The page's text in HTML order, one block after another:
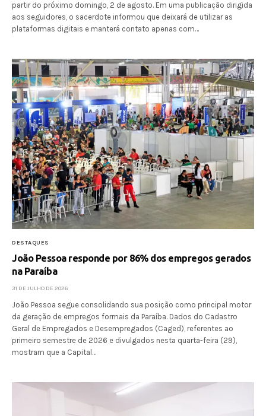
partir do próximo domingo, 2 de agosto. Em uma publicação dirigida
aos seguidores, o sacerdote informou que deixará de utilizar as
plataformas digitais e manterá contato apenas com…
DESTAQUES
João Pessoa responde por 86% dos empregos gerados
na Paraíba
31 DE JULHO DE 2026
João Pessoa segue consolidando sua posição como principal motor
da geração de empregos formais da Paraíba. Dados do Cadastro
Geral de Empregados e Desempregados (Caged), referentes ao
primeiro semestre de 2026 e divulgados nesta quarta-feira (29),
mostram que a Capital…